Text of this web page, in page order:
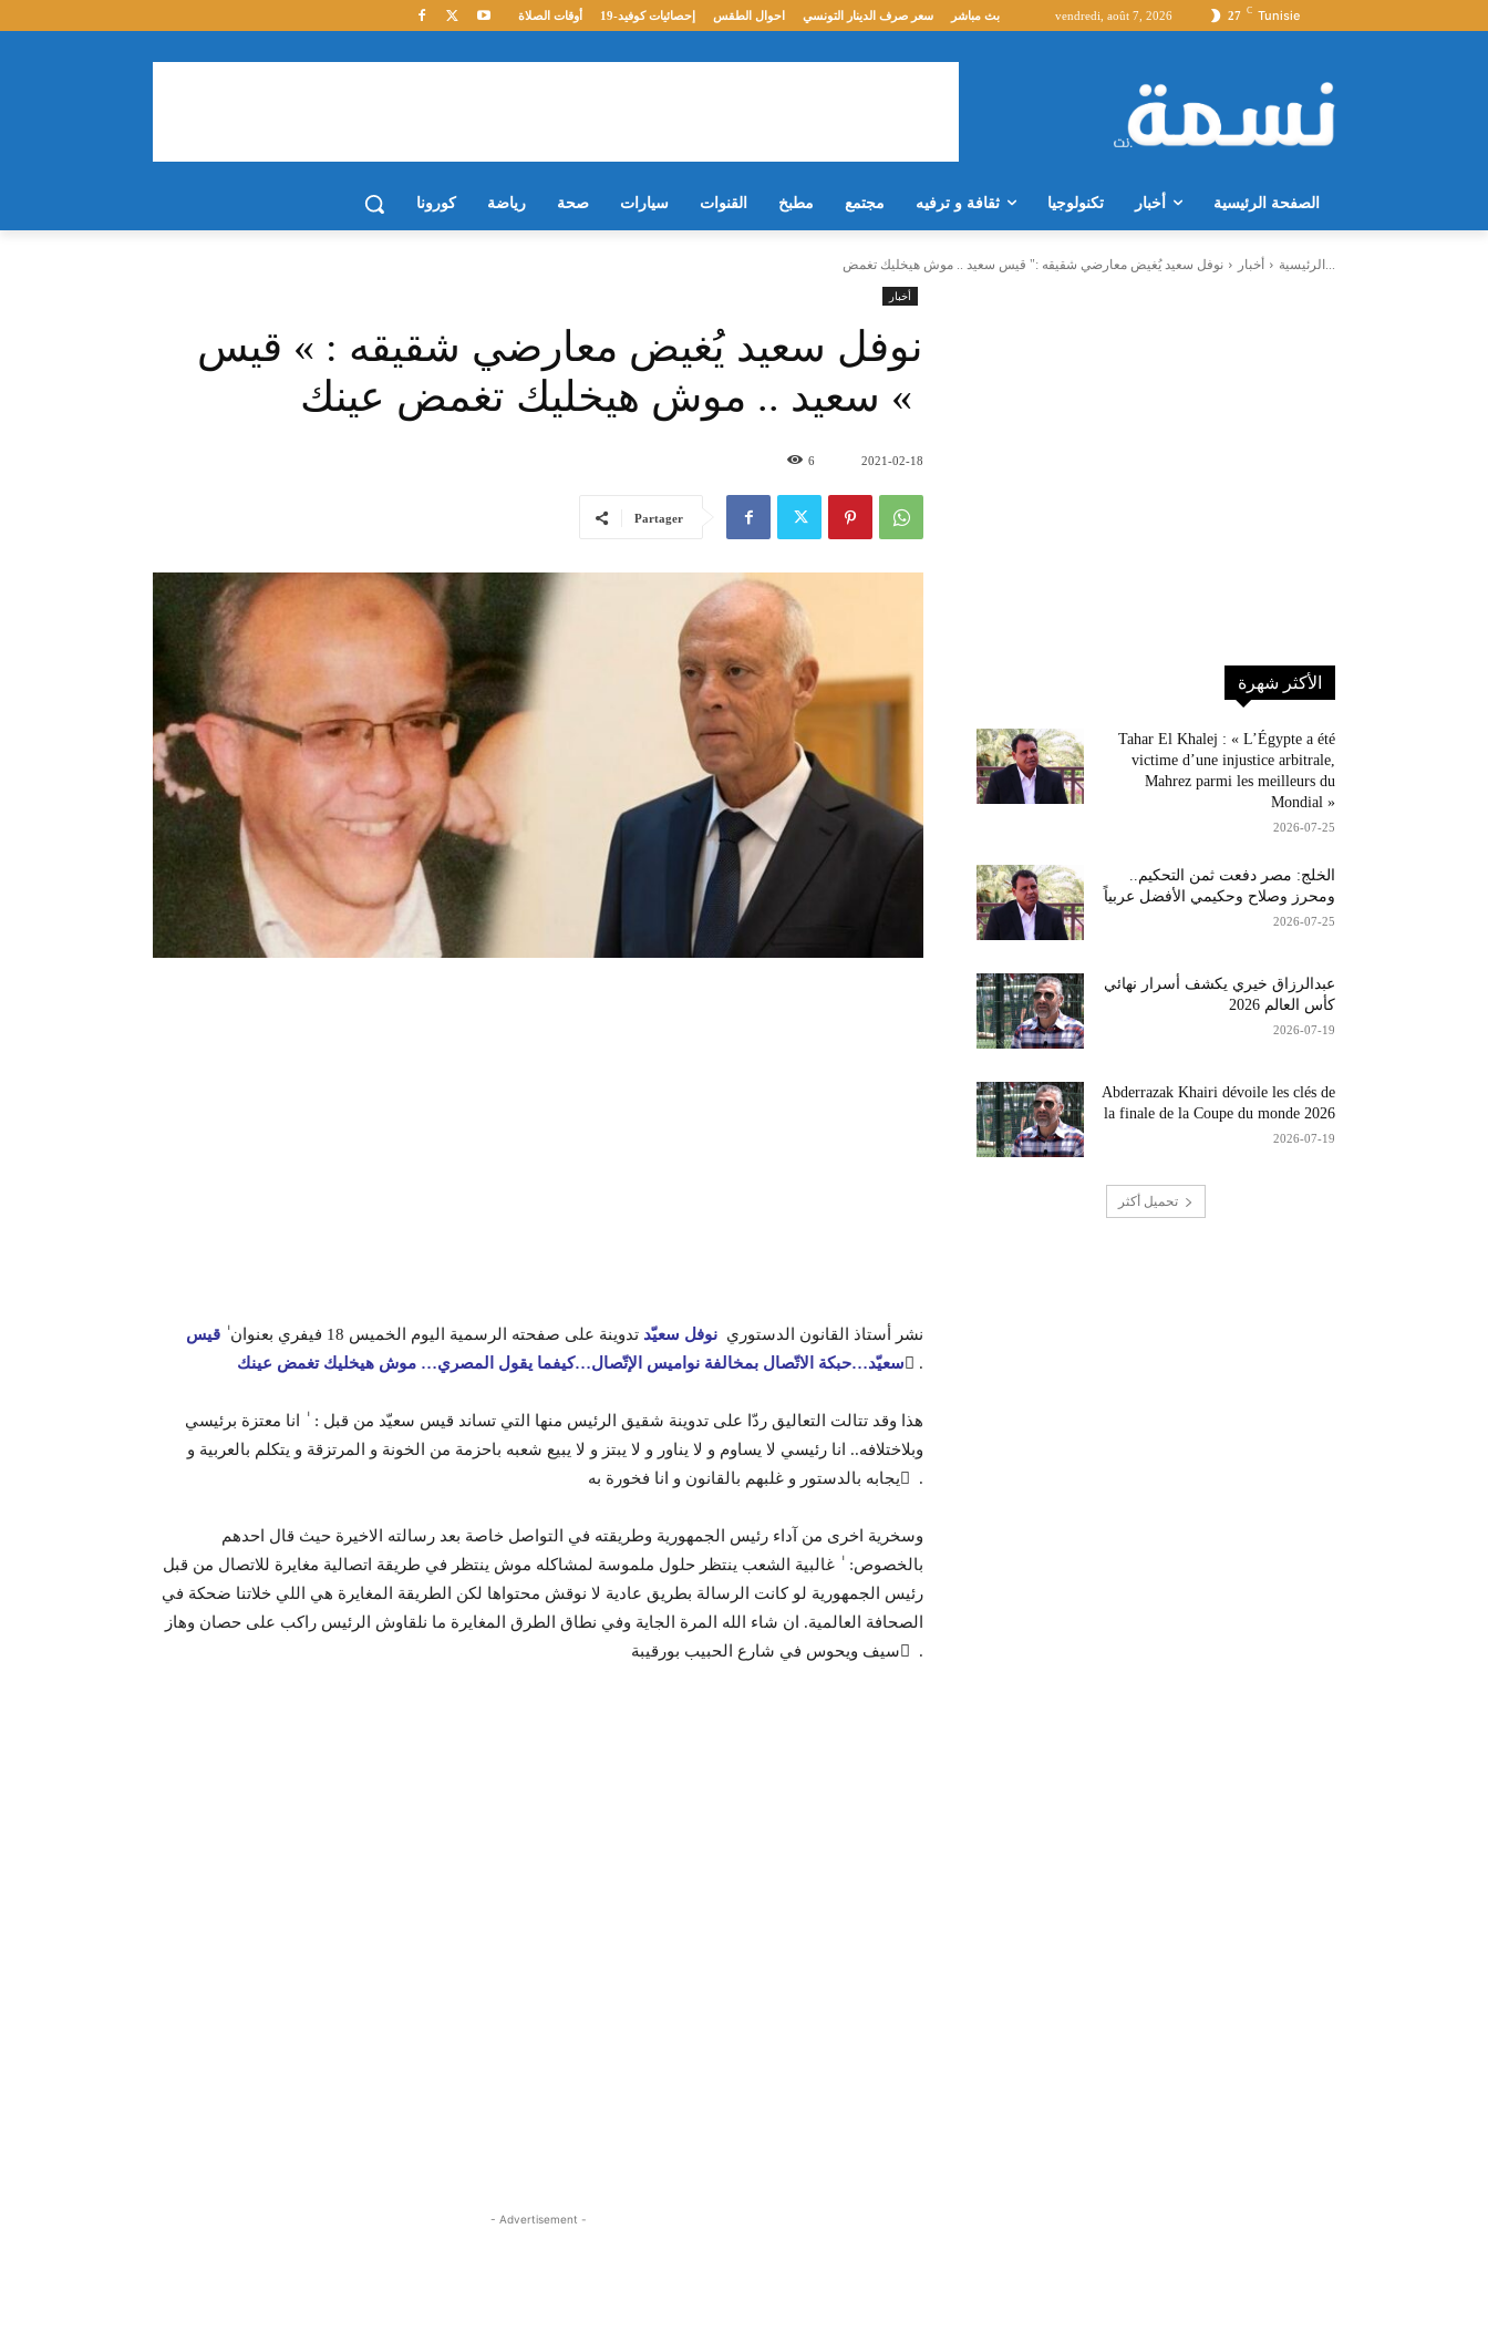
27 C Tunisie
vendredi, août 7, 2026 أوقات الصلاة إحصائيات كوفيد-19 احوال الطقس سعر صرف الدينار التونسي بث مباشر
الصفحة الرئيسية أخبار تكنولوجيا ثقافة و ترفيه مجتمع مطبخ القنوات سيارات صحة رياضة كورونا
الرئيسية أخبار
نوفل سعيد يُغيض معارضي شقيقه :" قيس سعيد .. موش هيخليك تغمض...
أخبار
نوفل سعيد يُغيض معارضي شقيقه : » قيس
سعيد .. موش هيخليك تغمض عينك «
2021-02-18
6
Partager
نشر أستاذ القانون الدستوري نوفل سعيّد تدوينة على صفحته الرسمية اليوم الخميس 18 فيفري بعنوان ٰ
قيس
سعيّد…حبكة الاتّصال بمخالفة نواميس الإتّصال…كيفما يقول المصري… موش هيخليك تغمض عينكٰ.
هذا وقد تتالت التعاليق ردّا على تدوينة شقيق الرئيس منها التي تساند قيس سعيّد من قبل : ٰ انا معتزة برئيسي
وبلاختلافه.. انا رئيسي لا يساوم و لا يناور و لا يبتز و لا يبيع شعبه باحزمة من الخونة و المرتزقة و يتكلم بالعربية و
يجابه بالدستور و غلبهم بالقانون و انا فخورة به ٰ .
وسخرية اخرى من آداء رئيس الجمهورية وطريقته في التواصل خاصة بعد رسالته الاخيرة حيث قال احدهم
بالخصوص: ٰ غالبية الشعب ينتظر حلول ملموسة لمشاكله موش ينتظر في طريقة اتصالية مغايرة للاتصال من قبل
رئيس الجمهورية لو كانت الرسالة بطريق عادية لا نوقش محتواها لكن الطريقة المغايرة هي اللي خلاتنا ضحكة في
الصحافة العالمية. ان شاء الله المرة الجاية وفي نطاق الطرق المغايرة ما نلقاوش الرئيس راكب على حصان وهاز
سيف ويحوس في شارع الحبيب بورقيبة ٰ .
- Advertisement -
الأكثر شهرة
Tahar El Khalej : « L’Égypte a été
victime d’une injustice arbitrale,
Mahrez parmi les meilleurs du
Mondial »
2026-07-25
الخلج: مصر دفعت ثمن التحكيم..
ومحرز وصلاح وحكيمي الأفضل عربياً
2026-07-25
عبدالرزاق خيري يكشف أسرار نهائي
كأس العالم 2026
2026-07-19
Abderrazak Khairi dévoile les clés de
la finale de la Coupe du monde 2026
2026-07-19
تحميل أكثر